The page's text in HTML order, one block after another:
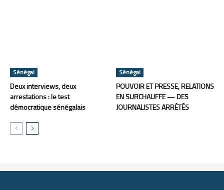
Sénégal
Deux interviews, deux
arrestations : le test
démocratique sénégalais
Sénégal
POUVOIR ET PRESSE, RELATIONS
EN SURCHAUFFE — DES
JOURNALISTES ARRÊTÉS